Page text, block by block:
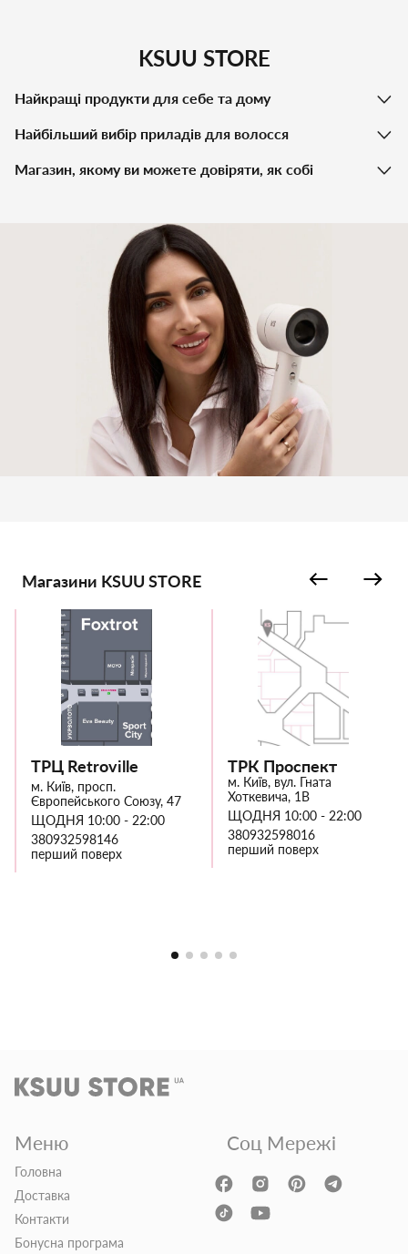
KSUU STORE
Найкращі продукти для себе та дому
Найбільший вибір приладів для волосся
Магазин, якому ви можете довіряти, як собі
Магазини KSUU STORE
ТРЦ Retroville
м. Київ, просп.
Європейського Союзу, 47
ЩОДНЯ 10:00 - 22:00
380932598146
перший поверх
ТРК Проспект
м. Київ, вул. Гната
Хоткевича, 1В
ЩОДНЯ 10:00 - 22:00
380932598016
перший поверх
Меню
Головна
Доставка
Контакти
Бонусна програма
Соц Мережі